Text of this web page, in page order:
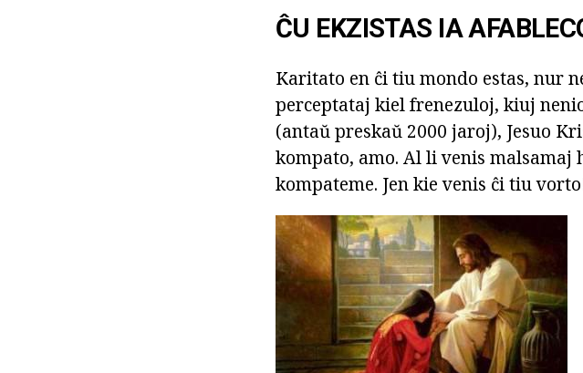
ĈU EKZISTAS IA
Karitato en ĉi tiu mondo estas, nur
perceptataj kiel frenezuloj, kiuj
(antaŭ preskaŭ 2000 jaroj), Jesuo
kompato, amo. Al li venis
kompateme. Jen kie venis ĉi tiu